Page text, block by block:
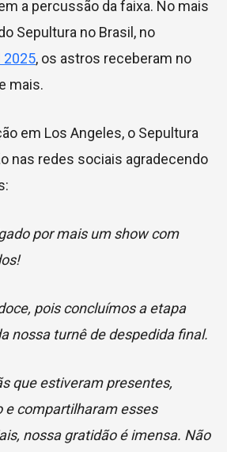
a percussão da faixa. No mais
Sepultura no Brasil, no
2025, os astros receberam no
mais.
em Los Angeles, o Sepultura
nas redes sociais agradecendo
por mais um show com
pois concluímos a etapa
nossa turnê de despedida final.
que estiveram presentes,
e compartilharam esses
nossa gratidão é imensa. Não